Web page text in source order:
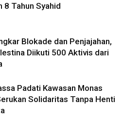
8 Tahun Syahid
Blokade dan Penjajahan,
Diikuti 500 Aktivis dari
Padati Kawasan Monas
Solidaritas Tanpa Henti